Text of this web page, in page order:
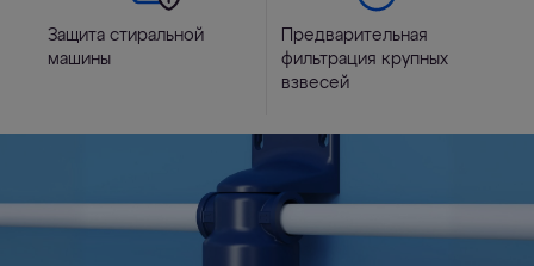
Защита стиральной
машины
Предварительная
фильтрация крупных
взвесей